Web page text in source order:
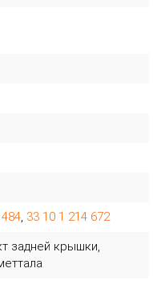
33 10 1 214 672
задней крышки,